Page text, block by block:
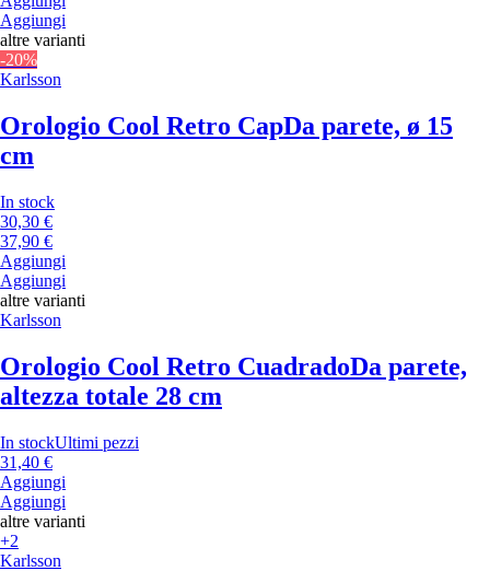
Aggiungi
altre varianti
-20%
Karlsson
Orologio Cool Retro CapDa parete, ø 15
cm
In stock
30,30 €
37,90 €
Aggiungi
Aggiungi
altre varianti
Karlsson
Orologio Cool Retro CuadradoDa parete,
altezza totale 28 cm
In stockUltimi pezzi
31,40 €
Aggiungi
Aggiungi
altre varianti
+2
Karlsson